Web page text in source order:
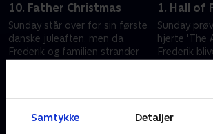
Samtykke Detaljer
10. Father Christmas
Sunday står over for sin første
danske juleaften, men da
Frederik og familien strander
1. Hall of
Sunday
hjerte 'The
Frederik
Jonas har
9. august